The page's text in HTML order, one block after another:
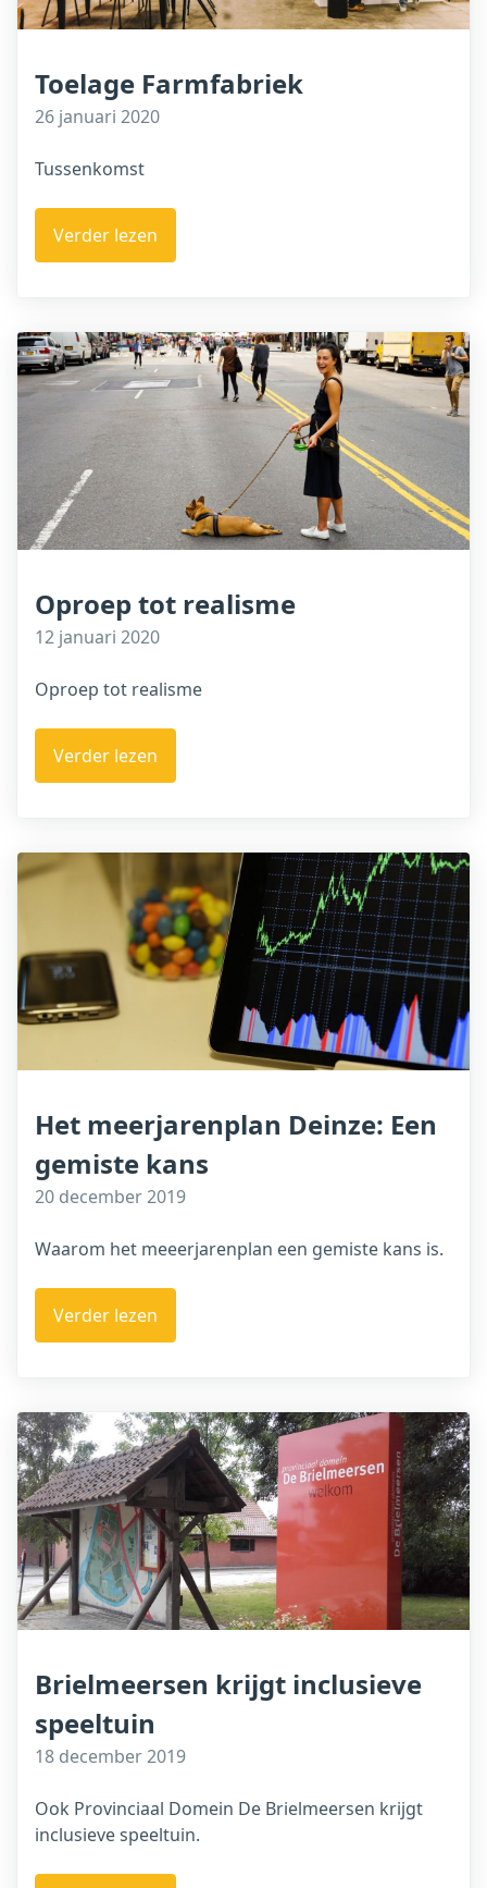
Toelage Farmfabriek
26 januari 2020
Tussenkomst
Verder lezen
Oproep tot realisme
12 januari 2020
Oproep tot realisme
Verder lezen
Het meerjarenplan Deinze: Een
gemiste kans
20 december 2019
Waarom het meeerjarenplan een gemiste kans is.
Verder lezen
Brielmeersen krijgt inclusieve
speeltuin
18 december 2019
Ook Provinciaal Domein De Brielmeersen krijgt
inclusieve speeltuin.